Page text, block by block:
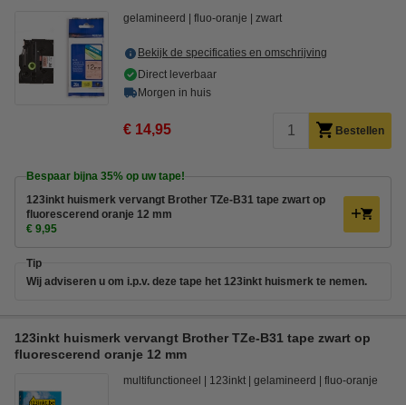
gelamineerd fluo-oranje zwart
Bekijk de specificaties en omschrijving
Direct leverbaar
Morgen in huis
€ 14,95 Bestellen
Bespaar bijna 35% op uw tape!
123inkt huismerk vervangt Brother TZe-B31 tape zwart op
fluorescerend oranje 12 mm
€ 9,95
Tip
Wij adviseren u om i.p.v. deze tape het 123inkt huismerk te nemen.
123inkt huismerk vervangt Brother TZe-B31 tape zwart op
fluorescerend oranje 12 mm
multifunctioneel 123inkt gelamineerd fluo-oranje